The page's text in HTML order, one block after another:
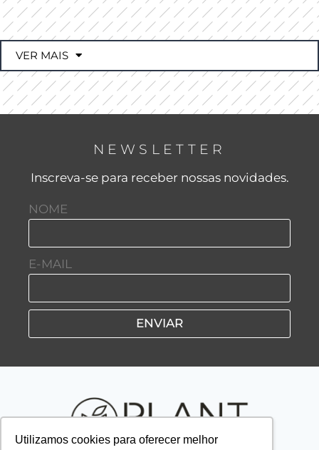
Utilizamos cookies para oferecer melhor
VER MAIS
NEWSLETTER
Inscreva-se para receber nossas novidades.
NOME
E-MAIL
ENVIAR